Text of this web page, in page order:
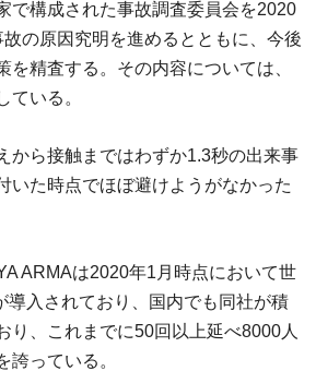
で構成された事故調査委員会を2020
の原因究明を進めるとともに、今後
を精査する。その内容については、
ている。
から接触まではわずか1.3秒の出来事
いた時点でほぼ避けようがなかった
ARMAは2020年1月時点において世
導入されており、国内でも同社が積
り、これまでに50回以上延べ8000人
誇っている。